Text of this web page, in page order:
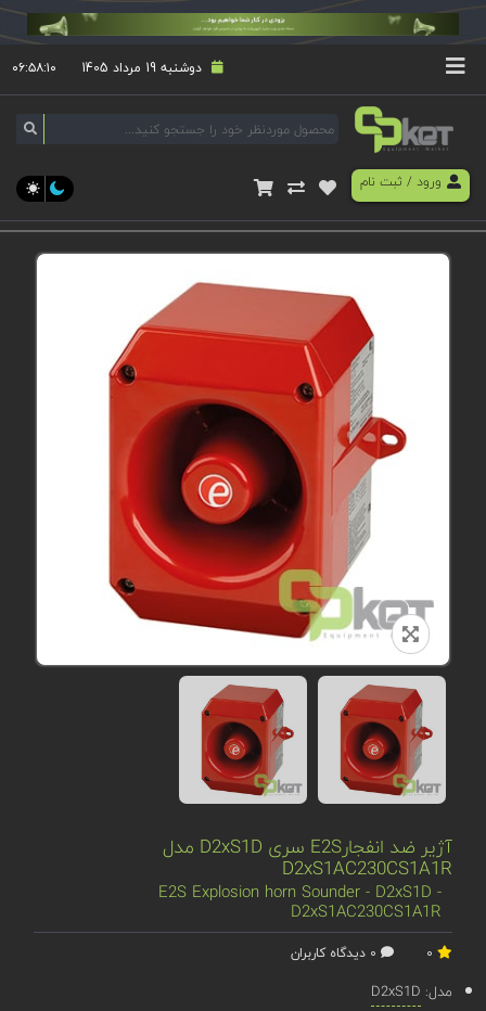
دوشنبه 19 مرداد 1405 ۰۶:۵۸:۱۰
ورود/ ثبت نام
آژیر ضد انفجارE2S سری D2xS1D مدل
D2xS1AC230CS1A1R
E2S Explosion horn Sounder - D2xS1D -
D2xS1AC230CS1A1R
مدل: D2xS1D